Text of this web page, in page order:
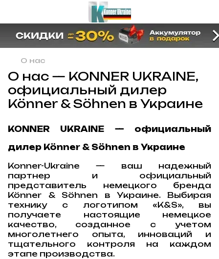
О нас
О нас — KONNER UKRAINE,
официальный дилер
Könner & Söhnen в Украине
KONNER UKRAINE — официальный
дилер Könner & Söhnen в Украине
Konner-Ukraine — ваш надежный
партнер и официальный
представитель немецкого бренда
Könner & Söhnen в Украине. Выбирая
технику с логотипом «K&S», вы
получаете настоящие немецкое
качество, созданное с учетом
многолетнего опыта, инноваций и
тщательного контроля на каждом
этапе производства.